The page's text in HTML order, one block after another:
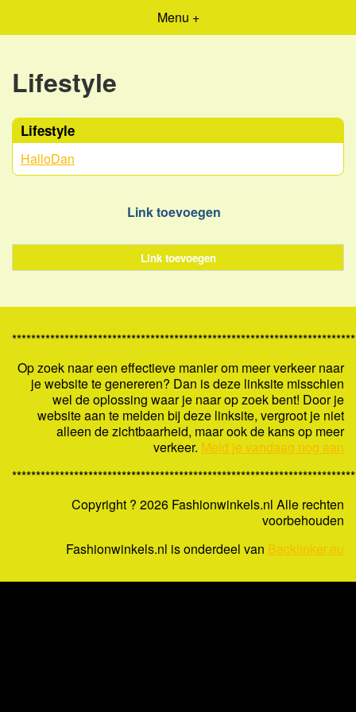
Menu +
Lifestyle
Lifestyle
HalloDan
Link toevoegen
Link toevoegen
Op zoek naar een effectieve manier om meer verkeer naar
je website te genereren? Dan is deze linksite misschien
wel de oplossing waar je naar op zoek bent! Door je
website aan te melden bij deze linksite, vergroot je niet
alleen de zichtbaarheid, maar ook de kans op meer
verkeer. Meld je vandaag nog aan
Copyright ? 2026 Fashionwinkels.nl Alle rechten
voorbehouden
Fashionwinkels.nl is onderdeel van Backlinker.eu